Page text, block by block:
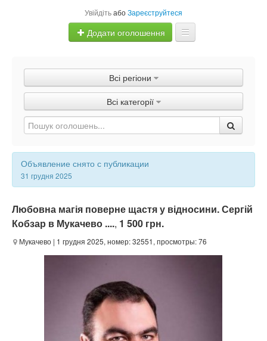
УвійдітьабоЗареєструйтеся
Додати оголошення
Оголошення
Швидка продаж
Всі регіони
Всі категорії
Объявление снято с публикации
31 грудня 2025
Любовна магія поверне щастя у відносини. Сергій
Кобзар в Мукачево ...., 1 500 грн.
Мукачево | 1 грудня 2025, номер: 32551, просмотры: 76